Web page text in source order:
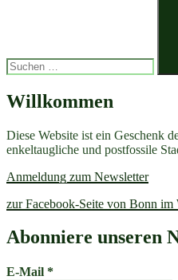
Willkommen
Diese Website ist ein Geschenk
enkeltaugliche und postfossile
Anmeldung zum Newsletter
zur Facebook-Seite von Bonn im
Abonniere unseren
E-Mail *